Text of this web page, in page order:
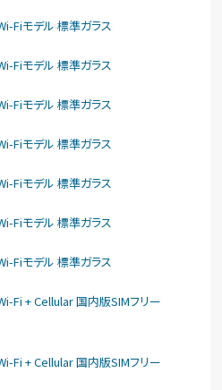
Fiモデル 標準ガラス
Fiモデル 標準ガラス
Fiモデル 標準ガラス
Fiモデル 標準ガラス
Fiモデル 標準ガラス
Fiモデル 標準ガラス
Fiモデル 標準ガラス
Fi + Cellular 国内版SIMフリー
Fi + Cellular 国内版SIMフリー